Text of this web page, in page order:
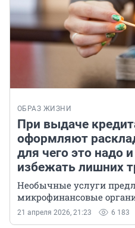
ОБРАЗ ЖИЗНИ
При выдаче
оформляют
для чего это надо
избежать лишних
Необычные услуги
микрофинансовые
21 апреля 2026, 21:23 6 183